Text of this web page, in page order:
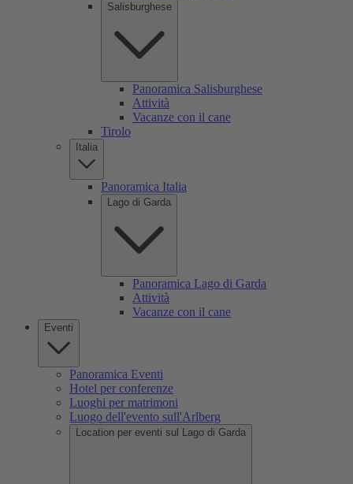
Salisburghese
Panoramica Salisburghese
Attività
Vacanze con il cane
Tirolo
Italia
Panoramica Italia
Lago di Garda
Panoramica Lago di Garda
Attività
Vacanze con il cane
Eventi
Panoramica Eventi
Hotel per conferenze
Luoghi per matrimoni
Luogo dell'evento sull'Arlberg
Location per eventi sul Lago di Garda